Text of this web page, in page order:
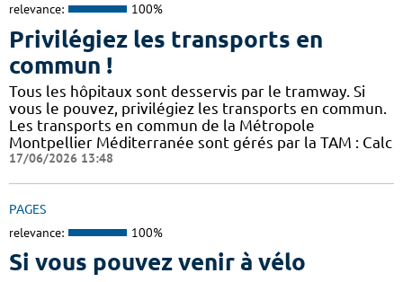
relevance: 100%
Privilégiez les transports en
commun !
Tous les hôpitaux sont desservis par le tramway. Si
vous le pouvez, privilégiez les transports en commun.
Les transports en commun de la Métropole
Montpellier Méditerranée sont gérés par la TAM : Calc
17/06/2026 13:48
PAGES
relevance: 100%
Si vous pouvez venir à vélo